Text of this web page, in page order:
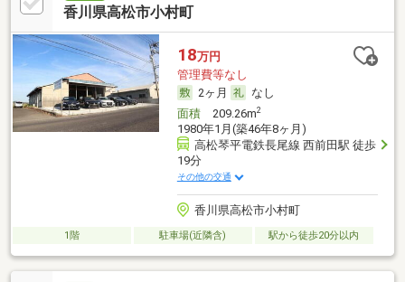
香川県高松市小村町
18万円
管理費等なし
2ヶ月
なし
面積209.26m2
1980年1月(築46年8ヶ月)
高松琴平電鉄長尾線 西前田駅 徒歩
19分
その他の交通
香川県高松市小村町
1階 駐車場(近隣含) 駅から徒歩20分以内